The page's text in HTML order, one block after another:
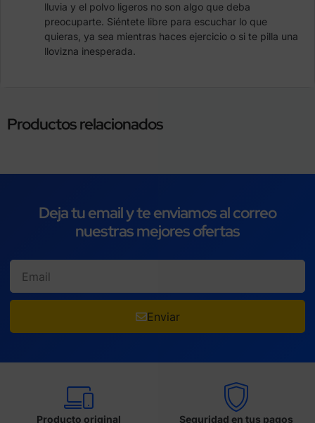
lluvia y el polvo ligeros no son algo que deba
preocuparte. Siéntete libre para escuchar lo que
quieras, ya sea mientras haces ejercicio o si te pilla una
llovizna inesperada.
Productos relacionados
Deja tu email y te enviamos al correo
nuestras mejores ofertas
Enviar
Producto original Seguridad en tus pagos